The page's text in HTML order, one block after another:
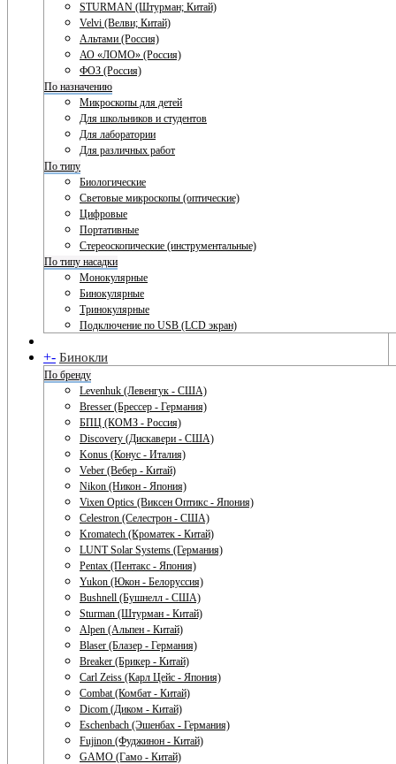
STURMAN (Штурман; Китай)
Velvi (Велви; Китай)
Альтами (Россия)
АО «ЛОМО» (Россия)
ФОЗ (Россия)
По назначению
Микроскопы для детей
Для школьников и студентов
Для лаборатории
Для различных работ
По типу
Биологические
Световые микроскопы (оптические)
Цифровые
Портативные
Стереоскопические (инструментальные)
По типу насадки
Монокулярные
Бинокулярные
Тринокулярные
Подключение по USB (LCD экран)
+- Бинокли
По бренду
Levenhuk (Левенгук - США)
Bresser (Брессер - Германия)
БПЦ (КОМЗ - Россия)
Discovery (Дискавери - США)
Konus (Конус - Италия)
Veber (Вебер - Китай)
Nikon (Никон - Япония)
Vixen Optics (Виксен Оптикс - Япония)
Celestron (Селестрон - США)
Kromatech (Кроматек - Китай)
LUNT Solar Systems (Германия)
Pentax (Пентакс - Япония)
Yukon (Юкон - Белоруссия)
Bushnell (Бушнелл - США)
Sturman (Штурман - Китай)
Alpen (Альпен - Китай)
Blaser (Блазер - Германия)
Breaker (Брикер - Китай)
Carl Zeiss (Карл Цейс - Япония)
Combat (Комбат - Китай)
Dicom (Диком - Китай)
Eschenbach (Эшенбах - Германия)
Fujinon (Фуджинон - Китай)
GAMO (Гамо - Китай)